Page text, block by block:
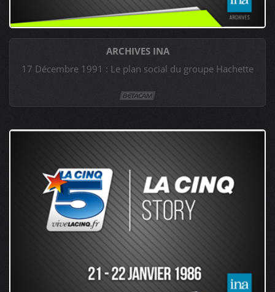
ARCHIVES INA
17 Décembre 1991 : Le plan social du groupe Hachette